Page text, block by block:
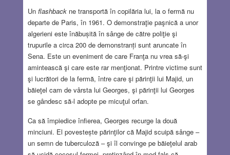
Un flashbackne transportă în copilăria lui, la o fermă nu
departe de Paris, în 1961. O demonstraţie paşnică a unor
algerieni este înăbușită în sânge de către poliţie şi
trupurile a circa 200 de demonstranți sunt aruncate în
Sena. Este un eveniment de care Franţa nu vrea să-şi
amintească şi care este rar menţionat. Printre victime sunt
şi lucrători de la fermă, între care şi părinţii lui Majid, un
băieţel cam de vârsta lui Georges, şi părinţii lui Georges
se gândesc să-l adopte pe micuţul orfan.
Ca să împiedice înfierea, Georges recurge la două
minciuni. El povestește părinţilor că Majid scuipă sânge –
un semn de tuberculoză – şi îl convinge pe băieţelul arab